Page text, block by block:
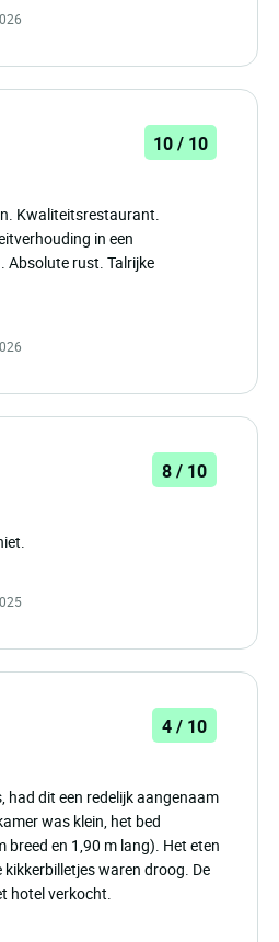
10 / 10
Kwaliteitsrestaurant.
in een
Absolute rust. Talrijke
8 / 10
4 / 10
had dit een redelijk aangenaam
was klein, het bed
breed en 1,90 m lang). Het eten
waren droog. De
hotel verkocht.